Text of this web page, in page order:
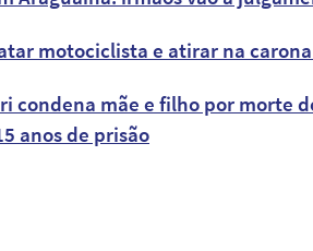
motociclista e atirar na
condena mãe e filho por morte
anos de prisão